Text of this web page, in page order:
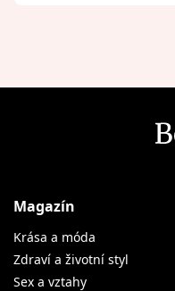
Magazín
Krása a móda
Zdraví a životní styl
Sex a vztahy